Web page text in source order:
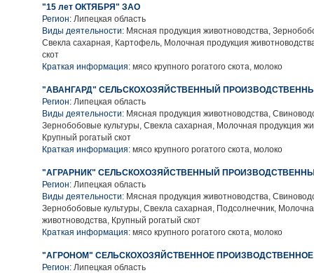
"15 лет ОКТЯБРЯ" ЗАО
Регион: Липецкая область
Виды деятельности: Мясная продукция животноводства,
Свекла сахарная, Картофель, Молочная продукция
скот
Краткая информация: мясо крупного рогатого скота, молоко
"АВАНГАРД" СЕЛЬСКОХОЗЯЙСТВЕННЫЙ
Регион: Липецкая область
Виды деятельности: Мясная продукция животноводства,
Зернобобовые культуры, Свекла сахарная, Молочная продукция
Крупный рогатый скот
Краткая информация: мясо крупного рогатого скота, молоко
"АГРАРНИК" СЕЛЬСКОХОЗЯЙСТВЕННЫЙ
Регион: Липецкая область
Виды деятельности: Мясная продукция животноводства,
Зернобобовые культуры, Свекла сахарная, Подсолнечник,
животноводства, Крупный рогатый скот
Краткая информация: мясо крупного рогатого скота, молоко
"АГРОНОМ" СЕЛЬСКОХОЗЯЙСТВЕННОЕ
Регион: Липецкая область